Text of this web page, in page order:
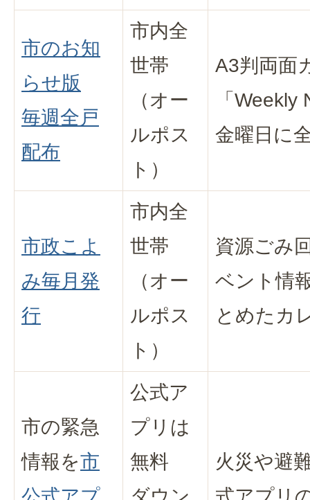
市のお知
らせ版
毎週全戸
配布
市内全
世帯
（オー
ルポス
ト）
A3判両面
「
金曜日に
市政こよ
み毎月発
行
市内全
世帯
（オー
ルポス
ト）
資源ごみ
ベント情
とめたカ
市の緊急
情報を市
公式ア
プリは
無料
火災や避